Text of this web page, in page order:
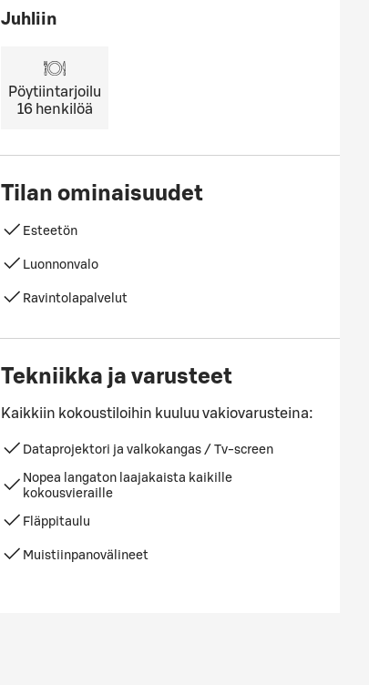
Juhliin
Pöytiintarjoilu
16 henkilöä
Tilan ominaisuudet
Esteetön
Luonnonvalo
Ravintolapalvelut
Tekniikka ja varusteet
Kaikkiin kokoustiloihin kuuluu vakiovarusteina:
Dataprojektori ja valkokangas / Tv-screen
Nopea langaton laajakaista kaikille
kokousvieraille
Fläppitaulu
Muistiinpanovälineet